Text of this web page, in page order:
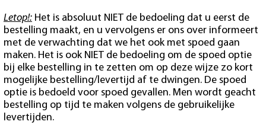
Letop!: Het is absoluut NIET de bedoeling dat u eerst de
bestelling maakt, en u vervolgens er ons over informeert
met de verwachting dat we het ook met spoed gaan
maken. Het is ook NIET de bedoeling om de spoed optie
bij elke bestelling in te zetten om op deze wijze zo kort
mogelijke bestelling/levertijd af te dwingen. De spoed
optie is bedoeld voor spoed gevallen. Men wordt geacht
bestelling op tijd te maken volgens de gebruikelijke
levertijden.